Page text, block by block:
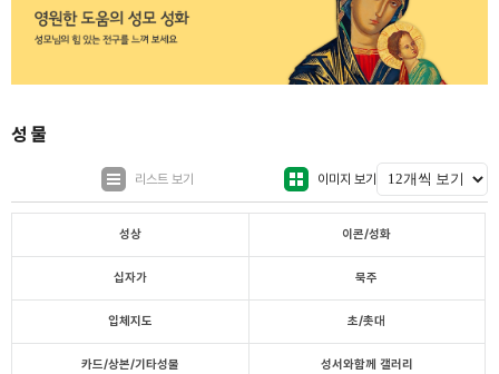
성 물
리스트 보기 이미지 보기
성상 이콘/성화
십자가 묵주
입체지도 초/촛대
카드/상본/기타성물 성서와함께 갤러리